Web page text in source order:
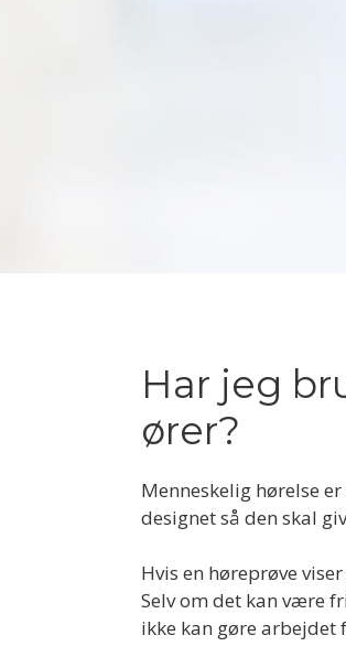
Har jeg
ører?
Menneskelig hørelse
designet så den skal
Hvis en høreprøve
Selv om det kan være
ikke kan gøre arbejdet